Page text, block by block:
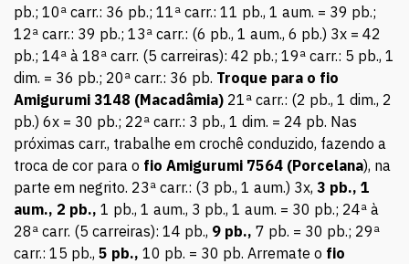
pb.; 10ª carr.: 36 pb.; 11ª carr.: 11 pb., 1 aum. = 39 pb.;
12ª carr.: 39 pb.; 13ª carr.: (6 pb., 1 aum., 6 pb.) 3x = 42
pb.; 14ª à 18ª carr. (5 carreiras): 42 pb.; 19ª carr.: 5 pb., 1
dim. = 36 pb.; 20ª carr.: 36 pb. Troque para o fio
Amigurumi 3148 (Macadâmia) 21ª carr.: (2 pb., 1 dim., 2
pb.) 6x = 30 pb.; 22ª carr.: 3 pb., 1 dim. = 24 pb. Nas
próximas carr., trabalhe em crochê conduzido, fazendo a
troca de cor para o fio Amigurumi 7564 (Porcelana), na
parte em negrito. 23ª carr.: (3 pb., 1 aum.) 3x, 3 pb., 1
aum., 2 pb., 1 pb., 1 aum., 3 pb., 1 aum. = 30 pb.; 24ª à
28ª carr. (5 carreiras): 14 pb., 9 pb., 7 pb. = 30 pb.; 29ª
carr.: 15 pb., 5 pb., 10 pb. = 30 pb. Arremate o fio